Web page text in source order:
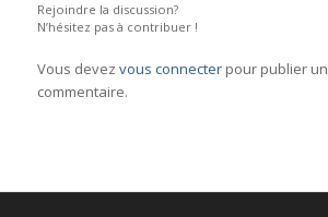
Rejoindre la discussion?
N’hésitez pas à contribuer !
Vous devez vous connecterpour publier un
commentaire.